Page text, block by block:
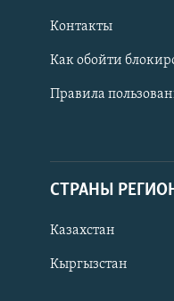
Контакты
Как обойти
Правила
СТРАНЫ
Казахстан
Кыргызстан